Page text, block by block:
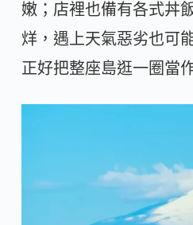
嫩；店裡也備有各式丼
烊，遇上天氣惡劣也可
正好把整座島逛一圈當